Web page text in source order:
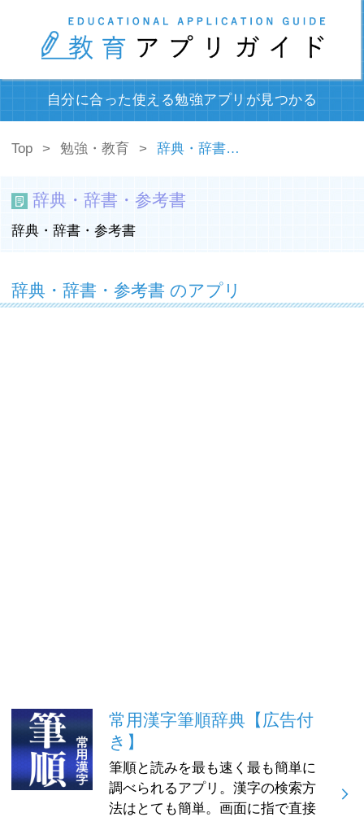
自分に合った使える勉強アプリが見つかる
Top 勉強・教育 辞典・辞書・参考書
辞典・辞書・参考書
辞典・辞書・参考書
辞典・辞書・参考書 のアプリ
常用漢字筆順辞典【広告付
き】
筆順と読みを最も速く最も簡単に
調べられるアプリ。漢字の検索方
法はとても簡単。画面に指で直接